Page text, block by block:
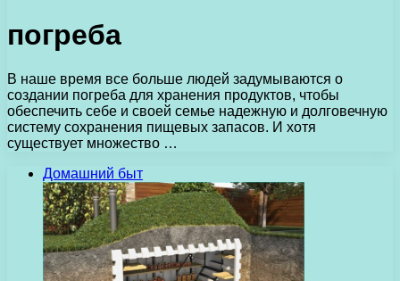
погреба
В наше время все больше людей задумываются о
создании погреба для хранения продуктов, чтобы
обеспечить себе и своей семье надежную и долговечную
систему сохранения пищевых запасов. И хотя
существует множество …
Домашний быт